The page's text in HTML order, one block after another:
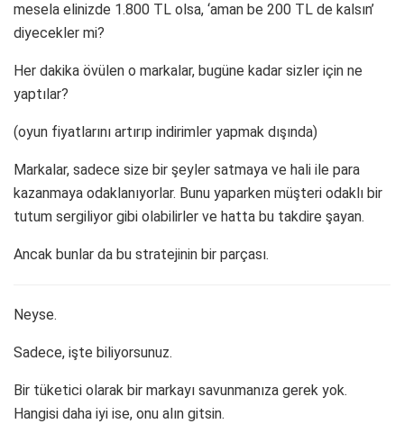
mesela elinizde 1.800 TL olsa, ‘aman be 200 TL de kalsın’
diyecekler mi?
Her dakika övülen o markalar, bugüne kadar sizler için ne
yaptılar?
(oyun fiyatlarını artırıp indirimler yapmak dışında)
Markalar, sadece size bir şeyler satmaya ve hali ile para
kazanmaya odaklanıyorlar. Bunu yaparken müşteri odaklı bir
tutum sergiliyor gibi olabilirler ve hatta bu takdire şayan.
Ancak bunlar da bu stratejinin bir parçası.
Neyse.
Sadece, işte biliyorsunuz.
Bir tüketici olarak bir markayı savunmanıza gerek yok.
Hangisi daha iyi ise, onu alın gitsin.